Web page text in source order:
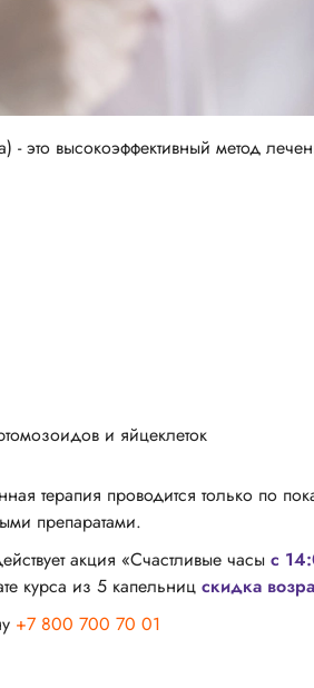
- это высокоэффективный метод
и яйцеклеток
терапия проводится только по
препаратами.
акция «Счастливые часы с
курса из 5 капельниц скидка
+7 800 700 70 01